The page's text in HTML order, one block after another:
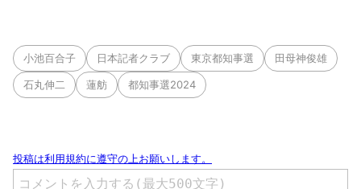
小池百合子 日本記者クラブ 東京都知事選 田母神俊雄
石丸伸二 蓮舫 都知事選2024